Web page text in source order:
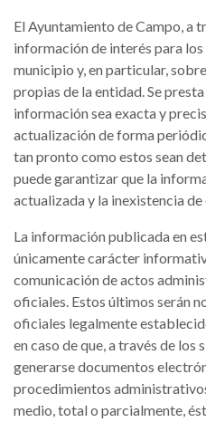
El Ayuntamiento de Campo, a
información de interés para
municipio y, en particular,
propias de la entidad. Se
información sea exacta y
actualización de forma
tan pronto como estos sean
puede garantizar que la
actualizada y la inexistencia
La información publicada en
únicamente carácter
comunicación de actos
oficiales. Estos últimos serán
oficiales legalmente
en caso de que, a través de
generarse documentos
procedimientos
medio, total o parcialmente,